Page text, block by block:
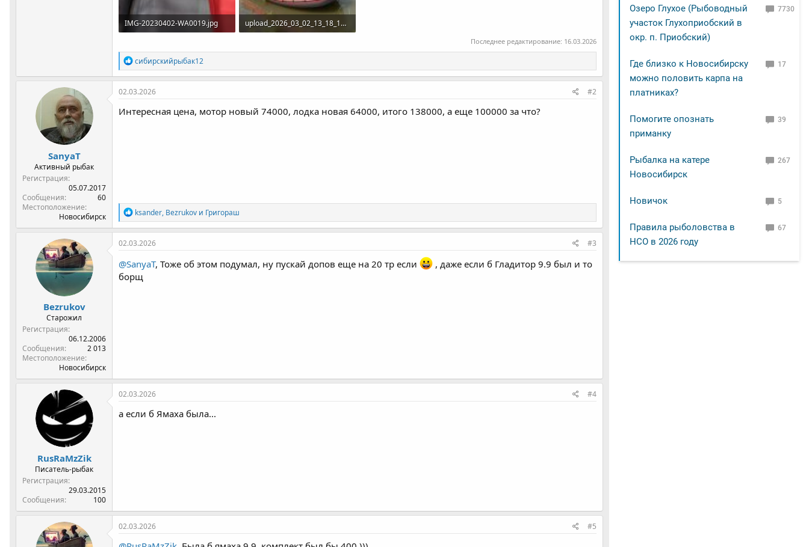
IMG-20230402-WA0019.jpg
upload_2026_03_02_13_18_11_968.jpg
Последнее редактирование: 16.03.2026
Р
е
а
к
и
и
сибирскийрыбак12
SanyaT
Активный рыбак
Регистрация
05.07.2017
Сообщения
60
Местоположение
Новосибирск
02.03.2026 #2
Интересная цена, мотор новый 74000, лодка новая 64000, итого 138000, а еще 100000 за что?
Р
е
а
к
и
:
ksander, Bezrukov и Григораш
Bezrukov
Старожил
Регистрация
06.12.2006
Сообщения
2 013
Местоположение
Новосибирск
02.03.2026 #3
@SanyaT, Тоже об этом подумал, ну пускай допов еще на 20 тр если
, даже если б Гладитор 9.9 был и то
борщ
RusRaMzZik
Писатель-рыбак
Регистрация
29.03.2015
Сообщения
100
02.03.2026 #4
а если б Ямаха была...
02.03.2026 #5
Озеро Глухое (Рыбоводный
участок Глухоприобский в
окр. п. Приобский)
7730
Где близко к Новосибирску
можно половить карпа на
платниках?
17
Помогите опознать
приманку
39
Рыбалка на катере
Новосибирск
267
Новичок 5
Правила рыболовства в
НСО в 2026 году
67